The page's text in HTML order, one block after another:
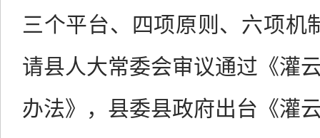
三个平台、四项原则、六项机
请县人大常委会审议通过《灌
办法》，县委县政府出台《灌